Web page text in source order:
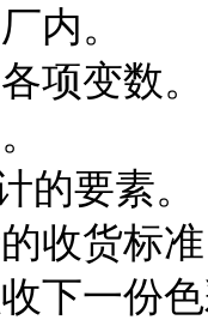
内。
变数。
的要素。
收货标
一份色